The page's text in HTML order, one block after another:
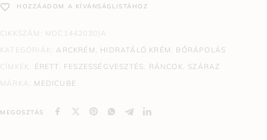
HOZZÁADOM A KÍVÁNSÁGLISTÁHOZ
CIKKSZÁM: MDC1442030JA
KATEGÓRIÁK:ARCKRÉM, HIDRATÁLÓ KRÉM , BŐRÁPOLÁS
CÍMKÉK: ÉRETT, FESZESSÉGVESZTÉS, RÁNCOK, SZÁRAZ
MÁRKA: MEDICUBE
MEGOSZTÁS